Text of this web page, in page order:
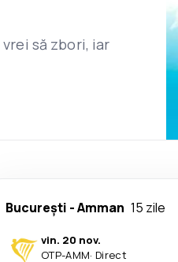
să zbori, iar
București -Amman 15 zile
vin. 20 nov.
OTP-AMM· Direct